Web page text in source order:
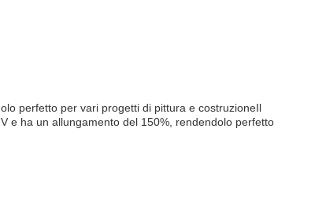
perfetto per vari progetti di pittura e costruzioneIl
e ha un allungamento del 150%, rendendolo perfetto